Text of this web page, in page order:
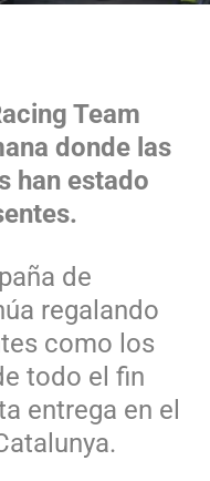
Team
donde las
han estado
de
regalando
como los
todo el fin
entrega en el